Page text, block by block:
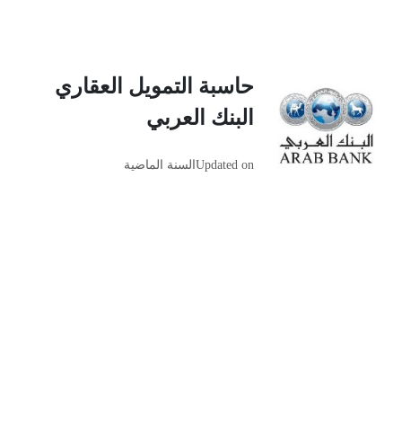
حاسبة التمويل العقاري
البنك العربي
Updated on السنة الماضية